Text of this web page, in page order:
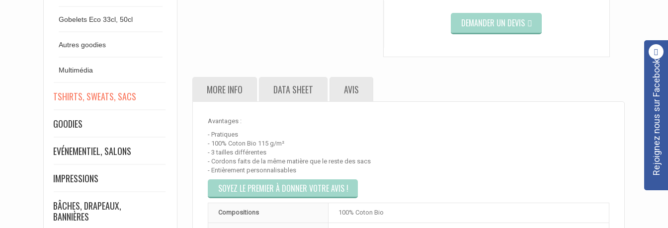
Rejoignez nous sur Facebook
Gobelets Eco 33cl, 50cl
Autres goodies
Multimédia
TSHIRTS, SWEATS, SACS
GOODIES
EVÉNEMENTIEL, SALONS
IMPRESSIONS
BÂCHES, DRAPEAUX,
BANNIÈRES
DEMANDER UN DEVIS
MORE INFO DATA SHEET AVIS
Avantages :
- Pratiques
- 100% Coton Bio 115 g/m²
- 3 tailles différentes
- Cordons faits de la même matière que le reste des sacs
- Entièrement personnalisables
SOYEZ LE PREMIER À DONNER VOTRE AVIS !
Compositions 100% Coton Bio